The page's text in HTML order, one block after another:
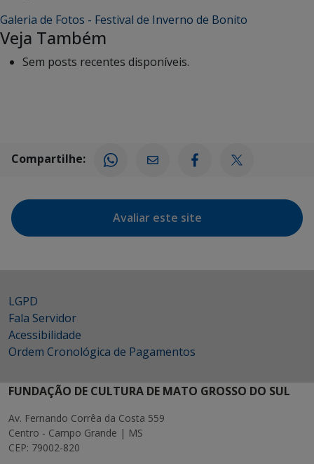
Galeria de Fotos - Festival de Inverno de Bonito
Veja Também
Sem posts recentes disponíveis.
Compartilhe:
Avaliar este site
LGPD
Fala Servidor
Acessibilidade
Ordem Cronológica de Pagamentos
FUNDAÇÃO DE CULTURA DE MATO GROSSO DO SUL
Av. Fernando Corrêa da Costa 559
Centro - Campo Grande | MS
CEP: 79002-820